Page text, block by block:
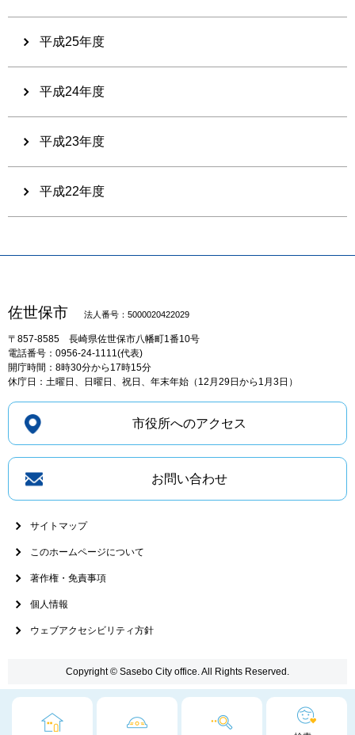
平成25年度
平成24年度
平成23年度
平成22年度
佐世保市 法人番号：5000020422029
〒857-8585 長崎県佐世保市八幡町1番10号
電話番号：0956-24-1111(代表)
開庁時間：8時30分から17時15分
休庁日：土曜日、日曜日、祝日、年末年始（12月29日から1月3日）
市役所へのアクセス
お問い合わせ
サイトマップ
このホームページについて
著作権・免責事項
個人情報
ウェブアクセシビリティ方針
Copyright © Sasebo City office. All Rights Reserved.